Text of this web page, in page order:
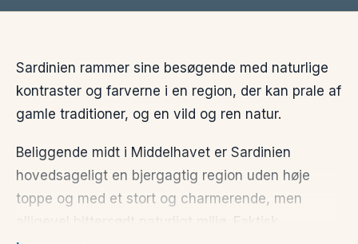
Sardinien rammer sine besøgende med naturlige
kontraster og farverne i en region, der kan prale af
gamle traditioner, og en vild og ren natur.
Beliggende midt i Middelhavet er Sardinien
hovedsageligt en bjergagtig region uden høje
toppe og med et stort og charmerende, men
alligevel bittersødt naturligt miljø. Faktisk